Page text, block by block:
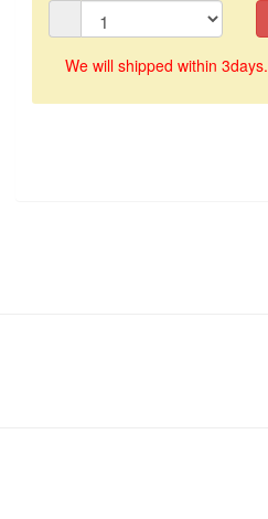
We will shipped within 3days.